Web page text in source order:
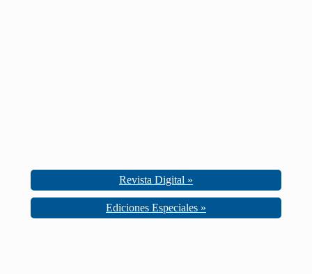
Revista Digital »
Ediciones Especiales »